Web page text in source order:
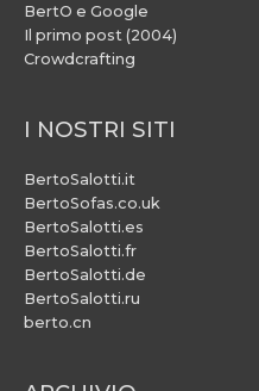
BertO e Google
Il primo post (2004)
Crowdcrafting
I NOSTRI SITI
BertoSalotti.it
BertoSofas.co.uk
BertoSalotti.es
BertoSalotti.fr
BertoSalotti.de
BertoSalotti.ru
berto.cn
ARCHIVIO